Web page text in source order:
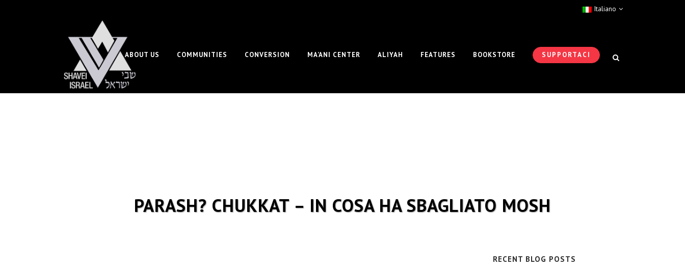
Italiano
SUPPORTACI
ABOUT US COMMUNITIES CONVERSION MA’ANI CENTER ALIYAH FEATURES BOOKSTORE
PARASH? CHUKKAT – IN COSA HA SBAGLIATO MOSH
RECENT BLOG POSTS